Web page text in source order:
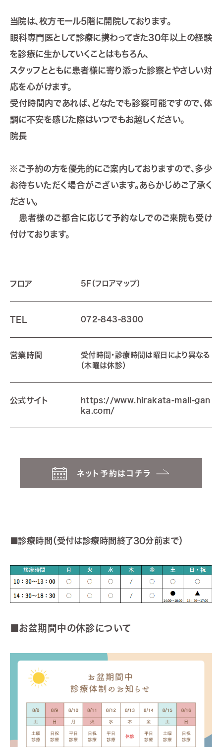
当院は、枚方モール5階に開院しております。
眼科専門医として診療に携わってきた30年以上の経験
を診療に生かしていくことはもちろん、
スタッフとともに患者様に寄り添った診察とやさしい対
応を心がけます。
受付時間内であれば、どなたでも診察可能ですので、体
調に不安を感じた際はいつでもお越しください。
院長
※ご予約の方を優先的にご案内しておりますので、多少
お待ちいただく場合がございます。あらかじめご了承く
ださい。
患者様のご都合に応じて予約なしでのご来院も受け
付けております。
フロア 5F （フロアマップ）
TEL 072-843-8300
営業時間
受付時間・診療時間は曜日により異なる
（木曜は休診）
公式サイト
https://www.hirakata-mall-gan
ka.com/
ネット予約はコチラ
■診療時間（受付は診療時間終了30分前まで）
■お盆期間中の休診について